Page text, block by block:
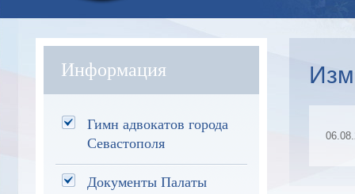
Информация
Гимн адвокатов города
Севастополя
Документы Палаты